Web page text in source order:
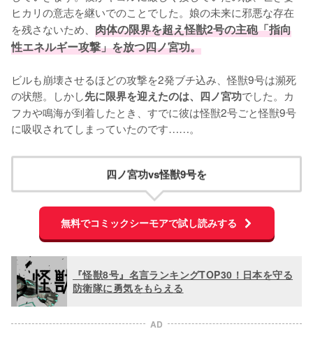
ヒカリの意志を継いでのことでした。娘の未来に邪悪な存在
を残さないため、 肉体の限界を超え怪獣2号の主砲「指向
性エネルギー攻撃」を放つ四ノ宮功。
ビルも崩壊させるほどの攻撃を2発ブチ込み、怪獣9号は瀕死
の状態。しかし先に限界を迎えたのは、四ノ宮功でした。カ
フカや鳴海が到着したとき、すでに彼は怪獣2号ごと怪獣9号
に吸収されてしまっていたのです……。
四ノ宮功vs怪獣9号を
無料でコミックシーモアで試し読みする
『怪獣8号』名言ランキングTOP30！日本を守る
防衛隊に勇気をもらえる
AD